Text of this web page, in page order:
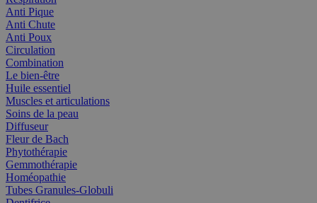
Anti Pique
Anti Chute
Anti Poux
Circulation
Combination
Le bien-être
Huile essentiel
Muscles et articulations
Soins de la peau
Diffuseur
Fleur de Bach
Phytothérapie
Gemmothérapie
Homéopathie
Tubes Granules-Globuli